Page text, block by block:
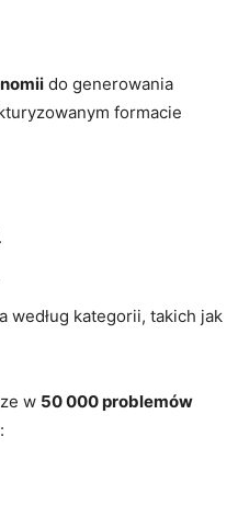
do generowania
formacie
według kategorii, takich jak
w 50 000 problemów